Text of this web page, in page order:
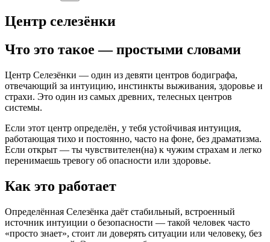
Центр селезёнки
Что это такое — простыми словами
Центр Селезёнки — один из девяти центров бодиграфа,
отвечающий за интуицию, инстинкты выживания, здоровье и
страхи. Это один из самых древних, телесных центров
системы.
Если этот центр определён, у тебя устойчивая интуиция,
работающая тихо и постоянно, часто на фоне, без драматизма.
Если открыт — ты чувствителен(на) к чужим страхам и легко
перенимаешь тревогу об опасности или здоровье.
Как это работает
Определённая Селезёнка даёт стабильный, встроенный
источник интуиции о безопасности — такой человек часто
«просто знает», стоит ли доверять ситуации или человеку, без